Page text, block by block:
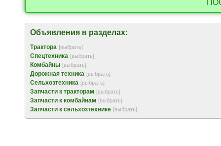
Объявления в разделах:
Трактора [выбрать]
Спецтехника [выбрать]
Комбайны [выбрать]
Дорожная техника [выбрать]
Сельхозтехника [выбрать]
Запчасти к тракторам [выбрать]
Запчасти к комбайнам [выбрать]
Запчасти к сельхозтехнике [выбрать]